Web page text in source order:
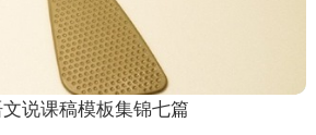
说课稿模板集锦七篇